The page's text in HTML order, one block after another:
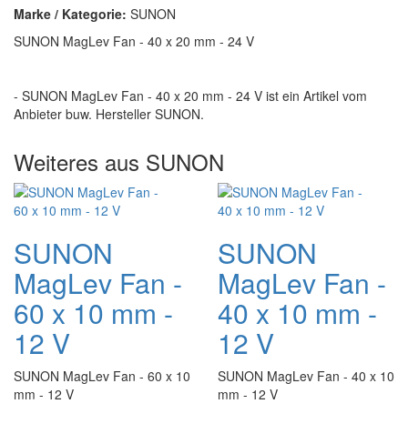
Marke / Kategorie: SUNON
SUNON MagLev Fan - 40 x 20 mm - 24 V
- SUNON MagLev Fan - 40 x 20 mm - 24 V ist ein Artikel vom
Anbieter buw. Hersteller SUNON.
Weiteres aus SUNON
SUNON
MagLev Fan -
60 x 10 mm -
12 V
SUNON MagLev Fan - 60 x 10
mm - 12 V
SUNON
MagLev Fan -
40 x 10 mm -
12 V
SUNON MagLev Fan - 40 x 10
mm - 12 V